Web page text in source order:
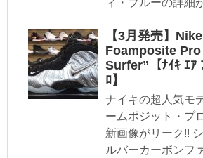
ィ・ブルーの詳細
【3月発売】
Foamposite
Surfer”【ﾅｲｷ ｴｱ
ﾛ】
ナイキの超人気モ
ームポジット・プ
新画像がリーク!!
ルバーカーボンフ